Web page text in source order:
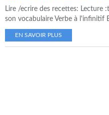
Lire /ecrire des recettes: Lecture
son vocabulaire Verbe à l'infinitif
EN SAVOIR PLUS